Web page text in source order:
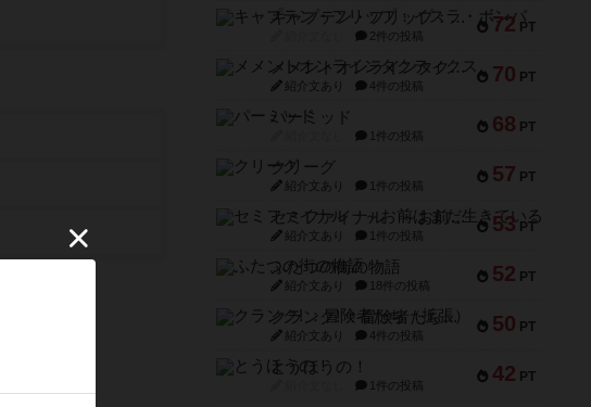
72 PT
キャプテン・フリップ：イスラ・ボンバ
2件の投稿
70 PT
メメントオンラインタクティクス
紹介文あり 4件の投稿
68 PT
パーミッド
1件の投稿
57 PT
クリーグ
紹介文あり 1件の投稿
53 PT
セミファイナル ～お前はまだ生きている～
紹介文あり 1件の投稿
52 PT
ふたつの街の物語
紹介文あり 18件の投稿
50 PT
クランク! ：冒険者たち（拡張）
紹介文あり 4件の投稿
42 PT
とうほうの！
1件の投稿